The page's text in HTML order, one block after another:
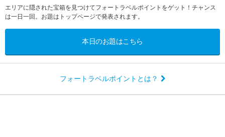
エリアに隠された宝箱を見つけてフォートラベルポイントをゲット！チャンス
は一日一回。お題はトップページで発表されます。
本日のお題はこちら
フォートラベルポイントとは？